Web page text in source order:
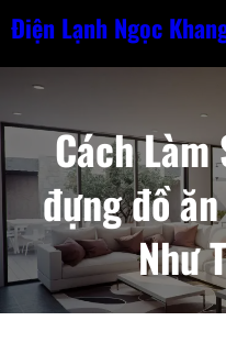
Chuyển
nội
Điện Lạnh Ngọc
Cách Làm
đựng đồ
Như